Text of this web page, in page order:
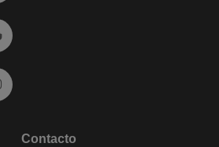
Ir al Blog (abre en ventana nueva)
Ir a Instagram (abre en ventana nueva)
Contacto